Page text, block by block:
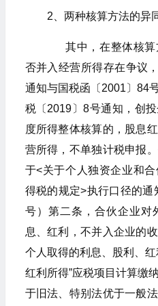
2、两种核算方法的异
其中，在整体核算
否并入经营所得存在争议
通知与国税函〔2001〕84
税〔2019〕8号通知，创
度所得整体核算的，股息
营所得，不单独计税申报
于<关于个人独资企业和
得税的规定>执行口径的
号）第二条，合伙企业对
息、红利，不并入企业的
个人取得的利息、股利、红
红利所得”应税项目计算缴
于旧法、特别法优于一般